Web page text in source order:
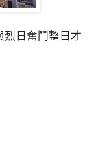
烈日奮鬥整日才